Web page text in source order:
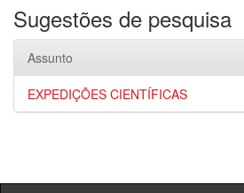
Sugestões de pesquisa
Assunto
EXPEDIÇÕES CIENTÍFICAS